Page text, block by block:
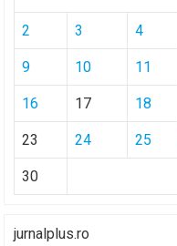
2 3 4
9 10 11
16 17 18
23 24 25
30
jurnalplus.ro